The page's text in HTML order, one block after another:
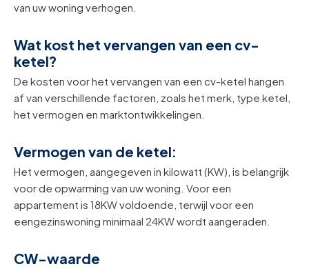
van uw woning verhogen.
Wat kost het vervangen van een cv-
ketel?
De kosten voor het vervangen van een cv-ketel hangen
af van verschillende factoren, zoals het merk, type ketel,
het vermogen en marktontwikkelingen.
Vermogen van de ketel:
Het vermogen, aangegeven in kilowatt (KW), is belangrijk
voor de opwarming van uw woning. Voor een
appartement is 18KW voldoende, terwijl voor een
eengezinswoning minimaal 24KW wordt aangeraden.
CW-waarde